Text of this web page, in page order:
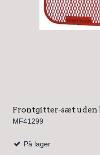
Frontgitter-sæt uden
MF41299
På lager